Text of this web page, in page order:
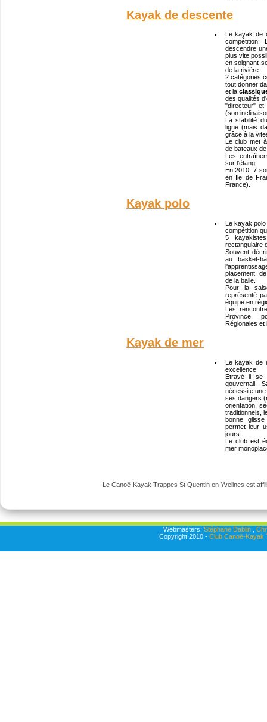
Kayak de descente
Le kayak de
descendre
plus vite
en soignant
de la rivière.
2 catégories
tout donner
et la
des qualités
"directeur"
(son
La stabilité
ligne (mais
grâce à la
Le club met
de bateaux
Les
sur l’étang.
En 2010, 7
en Ile de
France).
Kayak polo
Le kayak
compétition
5
rectangulaire
Souvent
au basket-
placement,
de la balle.
Pour la
représenté
équipe en
Les
Province
Régionales et
Kayak de mer
Le kayak de
excellence.
Etravé il se
gouvernail.
nécessite
ses dangers
orientation,
traditionnels,
bonne
permet leur
jours.
Le club est
mer
Le Canoë-Kayak Trappes St Quentin en Yvelines est
Webmasters: Stéphane Dablin,
Copyright 2010 - Club Canoë-Kayak